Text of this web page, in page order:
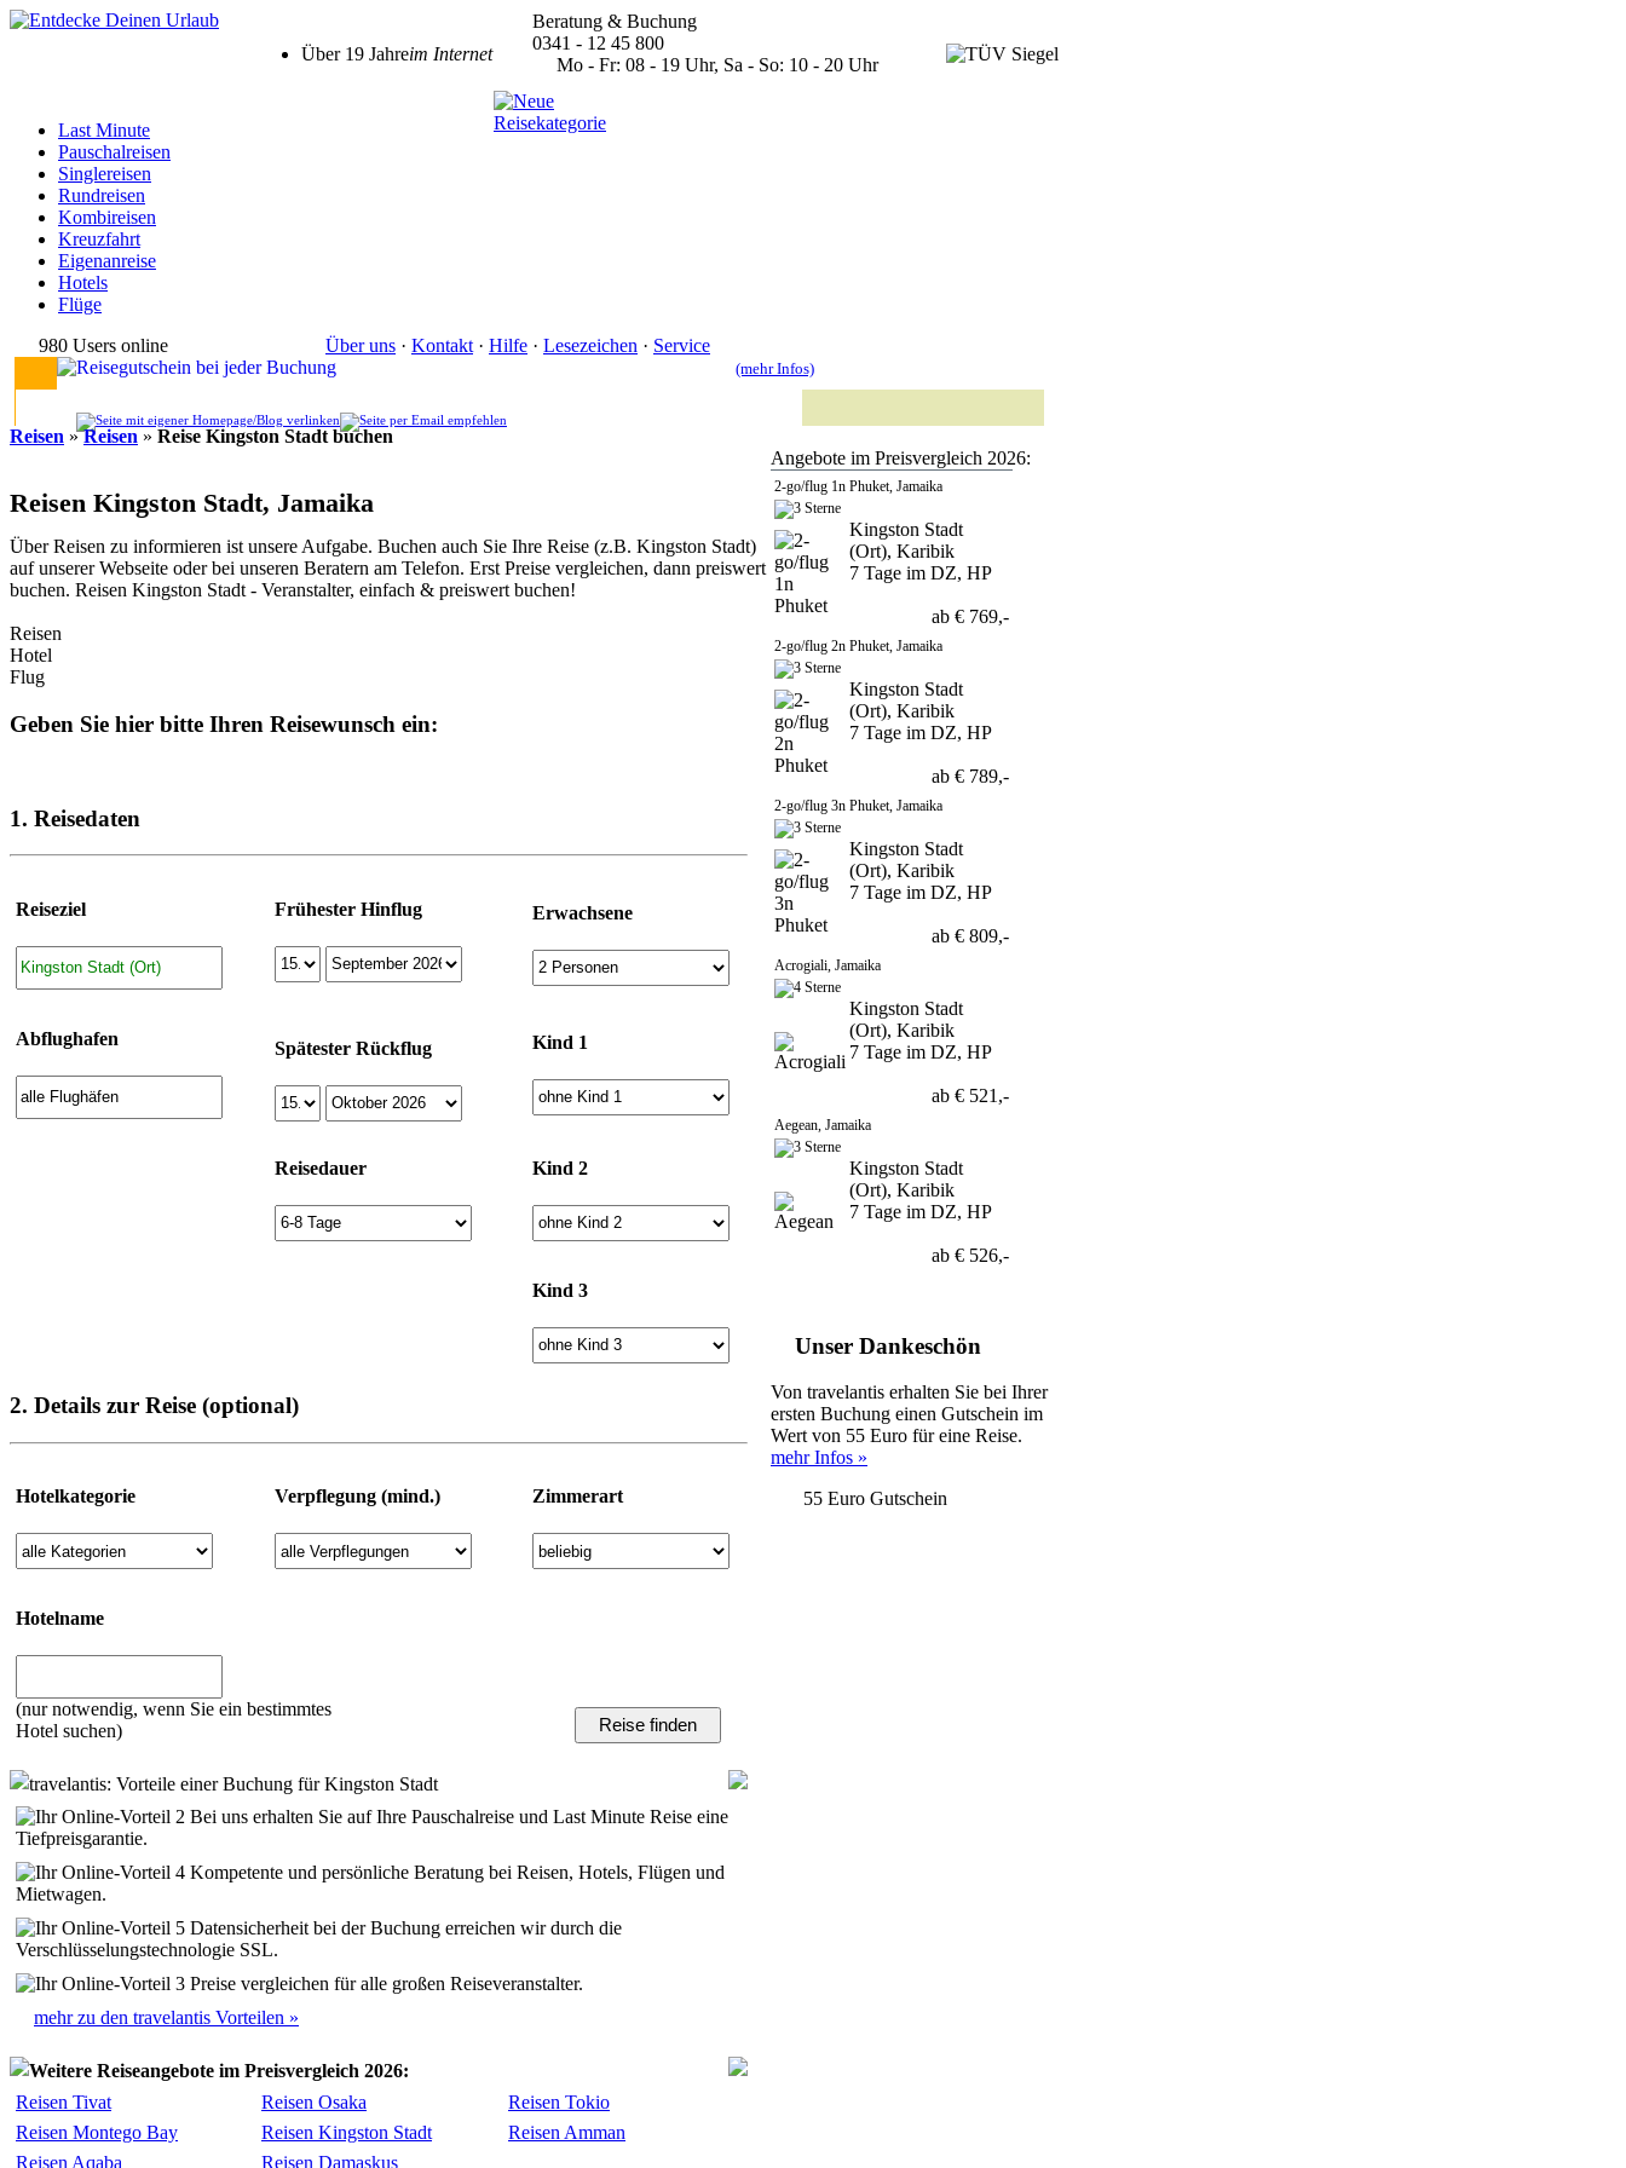
Über 19 Jahreim Internet
Beratung & Buchung
0341 - 12 45 800
Mo - Fr: 08 - 19 Uhr, Sa - So: 10 - 20 Uhr
Last Minute
Pauschalreisen
Singlereisen
Rundreisen
Kombireisen
Kreuzfahrt
Eigenanreise
Hotels
Flüge
980 Users online
Über uns · Kontakt · Hilfe · Lesezeichen · Service
(mehr Infos)
Reisen »Reisen » Reise Kingston Stadt buchen
Reisen Kingston Stadt, Jamaika
Über Reisen zu informieren ist unsere Aufgabe. Buchen auch Sie Ihre Reise (z.B. Kingston Stadt)
auf unserer Webseite oder bei unseren Beratern am Telefon. Erst Preise vergleichen, dann preiswert
buchen. Reisen Kingston Stadt - Veranstalter, einfach & preiswert buchen!
Reisen
Hotel
Flug
Geben Sie hier bitte Ihren Reisewunsch ein:
1. Reisedaten
Reiseziel Frühester Hinflug Erwachsene
Abflughafen Spätester Rückflug Kind 1
Reisedauer Kind 2
Kind 3
2. Details zur Reise (optional)
Hotelkategorie Verpflegung (mind.) Zimmerart
Hotelname
(nur notwendig, wenn Sie ein bestimmtes
Hotel suchen)
travelantis: Vorteile einer Buchung für Kingston Stadt
Bei uns erhalten Sie auf Ihre Pauschalreise und Last Minute Reise eine
Tiefpreisgarantie.
Kompetente und persönliche Beratung bei Reisen, Hotels, Flügen und
Mietwagen.
Datensicherheit bei der Buchung erreichen wir durch die
Verschlüsselungstechnologie SSL.
Preise vergleichen für alle großen Reiseveranstalter.
mehr zu den travelantis Vorteilen »
Weitere Reiseangebote im Preisvergleich 2026:
Reisen Tivat
Reisen Osaka
Reisen Tokio
Reisen Montego Bay
Reisen Kingston Stadt
Reisen Amman
Reisen Aqaba
Reisen Damaskus
Angebote im Preisvergleich 2026:
2-go/flug 1n Phuket, Jamaika
Kingston Stadt
(Ort), Karibik
7 Tage im DZ, HP
ab € 769,-
2-go/flug 2n Phuket, Jamaika
Kingston Stadt
(Ort), Karibik
7 Tage im DZ, HP
ab € 789,-
2-go/flug 3n Phuket, Jamaika
Kingston Stadt
(Ort), Karibik
7 Tage im DZ, HP
ab € 809,-
Acrogiali, Jamaika
Kingston Stadt
(Ort), Karibik
7 Tage im DZ, HP
ab € 521,-
Aegean, Jamaika
Kingston Stadt
(Ort), Karibik
7 Tage im DZ, HP
ab € 526,-
Unser Dankeschön
Von travelantis erhalten Sie bei Ihrer
ersten Buchung einen Gutschein im
Wert von 55 Euro für eine Reise.
mehr Infos »
55 Euro Gutschein